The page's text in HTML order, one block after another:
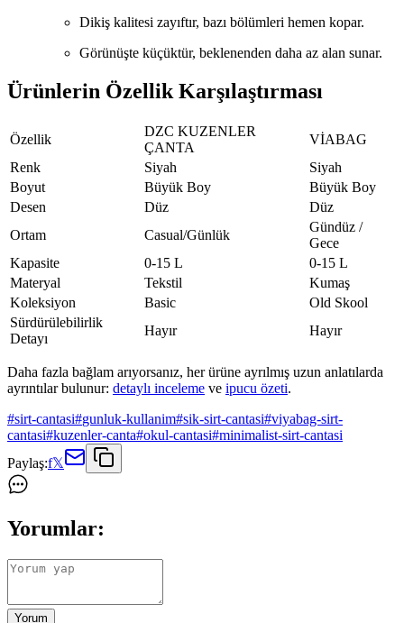
Dikiş kalitesi zayıftır, bazı bölümleri hemen kopar.
Görünüşte küçüktür, beklenenden daha az alan sunar.
Ürünlerin Özellik Karşılaştırması
Özellik
DZC KUZENLER
ÇANTA
VİABAG
Renk
Siyah
Siyah
Boyut
Büyük Boy
Büyük Boy
Desen
Düz
Düz
Ortam
Casual/Günlük
Gündüz /
Gece
Kapasite
0-15 L
0-15 L
Materyal
Tekstil
Kumaş
Koleksiyon
Basic
Old Skool
Sürdürülebilirlik
Detayı
Hayır Hayır
Daha fazla bağlam arıyorsanız, her ürüne ayrılmış uzun anlatılarda
ayrıntılar bulunur: detaylı inceleme ve ipucu özeti.
#sirt-cantasi#gunluk-kullanim#sik-sirt-cantasi#viyabag-sirt-
cantasi#kuzenler-canta#okul-cantasi#minimalist-sirt-cantasi
Paylaş:f𝕏
Yorumlar:
Yorum